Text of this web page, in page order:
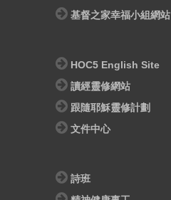
基督之家幸福小組網站
HOC5 English Site
讀經靈修網站
跟隨耶穌靈修計劃
文件中心
詩班